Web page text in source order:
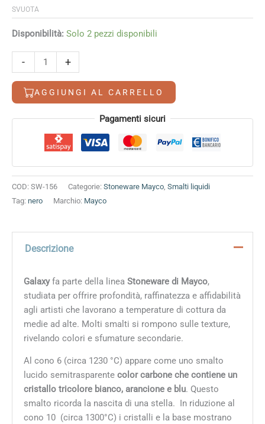
SVUOTA
Disponibilità: Solo 2 pezzi disponibili
-
quantità
+
AGGIUNGI AL CARRELLO
Alternative: Pagamenti sicuri
COD: SW-156 Categorie: Stoneware Mayco, Smalti liquidi
Tag: nero Marchio: Mayco
Descrizione
Galaxyfa parte della linea Stoneware di Mayco,
studiata per offrire profondità, raffinatezza e affidabilità
agli artisti che lavorano a temperature di cottura da
medie ad alte. Molti smalti si rompono sulle texture,
rivelando colori e sfumature secondarie.
Al cono 6 (circa 1230 °C) appare comeuno smalto
lucido semitrasparentecolor carbone che contiene un
cristallo tricolore bianco, arancione e blu. Questo
smalto ricorda la nascita di una stella. In riduzione al
cono 10 (circa 1300°C) i cristalli e la base mostrano